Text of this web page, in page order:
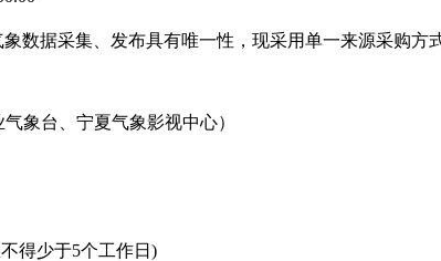
象数据采集、发布具有唯一性，现采用单一来源采购方
象台、宁夏气象影视中心）
得少于5个工作日)